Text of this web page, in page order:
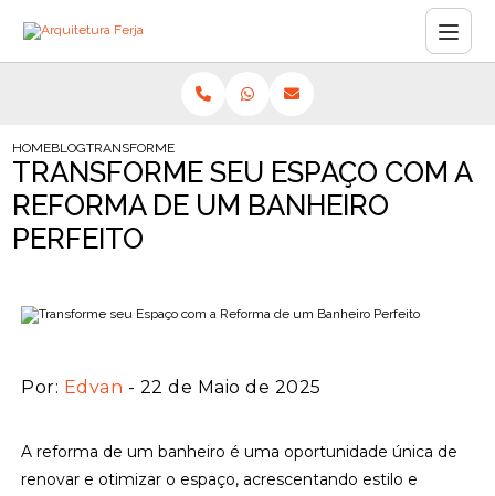
HOMEBLOGTRANSFORME SEU ESPAÇO COM A REFORMA DE UM BANHEIRO
TRANSFORME SEU ESPAÇO COM A
REFORMA DE UM BANHEIRO
PERFEITO
Por: Edvan - 22 de Maio de 2025
A reforma de um banheiro é uma oportunidade única de
renovar e otimizar o espaço, acrescentando estilo e